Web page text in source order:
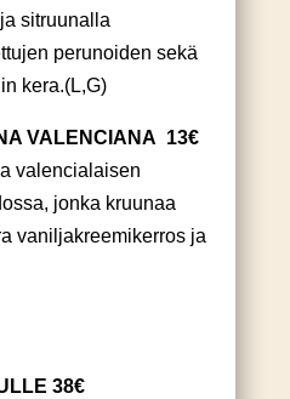
sitruunalla
perunoiden sekä
kera.(L,G)
VALENCIANA 13€
valencialaisen
jonka kruunaa
vaniljakreemikerros ja
38€